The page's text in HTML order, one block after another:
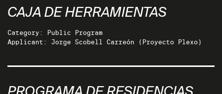
CAJA DE HERRAMIENTAS
Category: Public Program
Applicant: Jorge Scobell Carreón (Proyecto Plexo)